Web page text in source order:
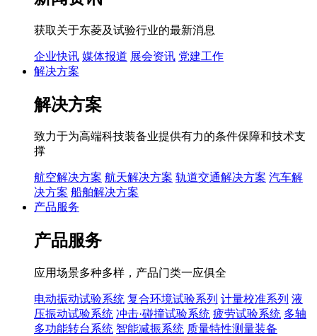
获取关于东菱及试验行业的最新消息
企业快讯 媒体报道 展会资讯 党建工作
解决方案
解决方案
致力于为高端科技装备业提供有力的条件保障和技术支
撑
航空解决方案 航天解决方案 轨道交通解决方案 汽车解
决方案 船舶解决方案
产品服务
产品服务
应用场景多种多样，产品门类一应俱全
电动振动试验系统 复合环境试验系列 计量校准系列 液
压振动试验系统 冲击·碰撞试验系统 疲劳试验系统 多轴
多功能转台系统 智能减振系统 质量特性测量装备